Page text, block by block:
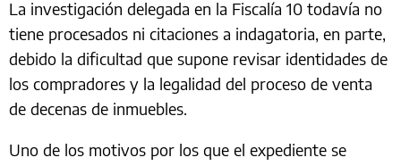
La investigación delegada en la Fiscalía 10 todavía no
tiene procesados ni citaciones a indagatoria, en parte,
debido la dificultad que supone revisar identidades de
los compradores y la legalidad del proceso de venta
de decenas de inmuebles.
Uno de los motivos por los que el expediente se